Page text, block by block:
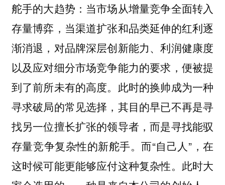
舵手的大趋势：当市场从增量竞争全面转入
存量博弈，当渠道扩张和品类延伸的红利逐
渐消退，对品牌深层创新能力、利润健康度
以及应对细分市场竞争能力的要求，便被提
到了前所未有的高度。此时的换帅成为一种
寻求破局的常见选择，其目的早已不再是寻
找另一位擅长扩张的领导者，而是寻找能驭
存量竞争复杂性的新舵手。而“自己人”，在
这时候可能更能够应付这种复杂性。此时大